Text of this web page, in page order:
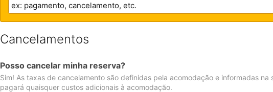
Cancelamentos
Posso cancelar minha reserva?
Sim! As taxas de cancelamento são definidas pela acomodação e informadas
pagará quaisquer custos adicionais à acomodação.